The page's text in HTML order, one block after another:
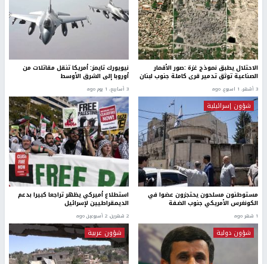
الاحتلال يطبق نموذج غزة :صور الأقمار
الصناعية توثق تدمير قرى كاملة جنوب لبنان
3 أشهر، 1 اسبوع. ago
نيويورك تايمز: أمريكا تنقل مقاتلات من
أوروبا إلى الشرق الأوسط
3 أسابيع، 1 يوم ago
شؤون إسرائيلية
مستوطنون مسلحون يحتجزون عضوا في
الكونغرس الأمريكي جنوب الضفة
1 شهر ago
استطلاع أميركي يظهر تراجعا كبيرا بدعم
الديمقراطيين لإسرائيل
2 شهرين، 2 أسبوعين ago
شؤون دولية شؤون عربية